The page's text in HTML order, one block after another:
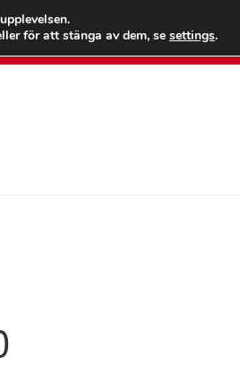
Ring
för att stänga av dem, se settings.